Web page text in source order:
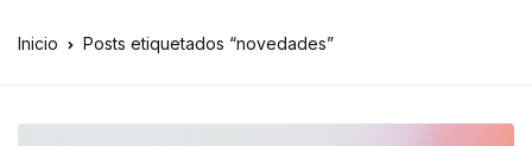
Inicio Posts etiquetados “novedades”